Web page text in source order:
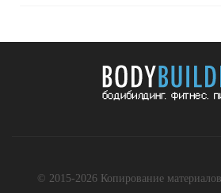
© 2015-2026 Копирование